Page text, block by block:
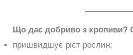
Що дає добриво з кропиви?
пришвидшує ріст рослин;